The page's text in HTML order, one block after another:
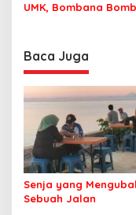
UMK, Bombana
Baca Juga
Senja yang
Sebuah Jalan